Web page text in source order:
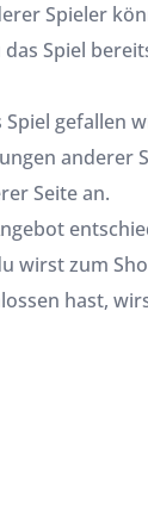
Spieler
Spiel
gefallen
anderer
Seite an.
wirst zum
hast,